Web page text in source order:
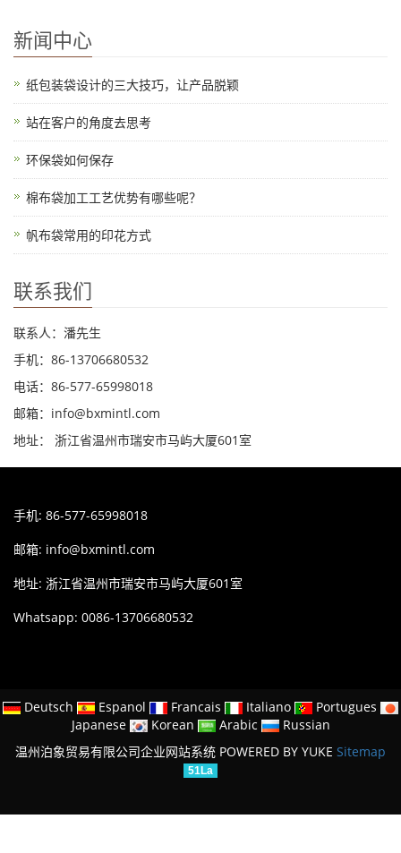
新闻中心
纸包装袋设计的三大技巧，让产品脱颖
站在客户的角度去思考
环保袋如何保存
棉布袋加工工艺优势有哪些呢？
帆布袋常用的印花方式
联系我们
联系人：潘先生
手机：86-13706680532
电话：86-577-65998018
邮箱：info@bxmintl.com
地址： 浙江省温州市瑞安市马屿大厦601室
手机: 86-577-65998018
邮箱: info@bxmintl.com
地址: 浙江省温州市瑞安市马屿大厦601室
Whatsapp: 0086-13706680532
Deutsch Espanol Francais Italiano
Portugues
Japanese
Korean Arabic
Russian
温州泊象贸易有限公司企业网站系统 POWERED BY YUKE Sitemap
51La